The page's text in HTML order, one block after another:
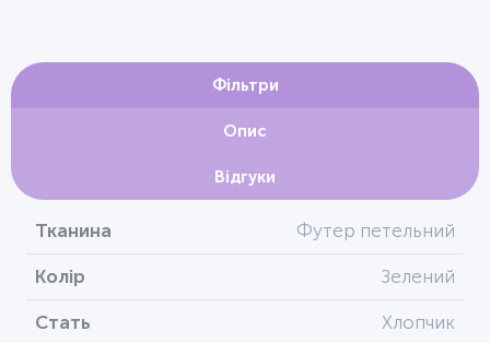
Фільтри
Опис
Відгуки
Тканина Футер петельний
Колір Зелений
Стать Хлопчик